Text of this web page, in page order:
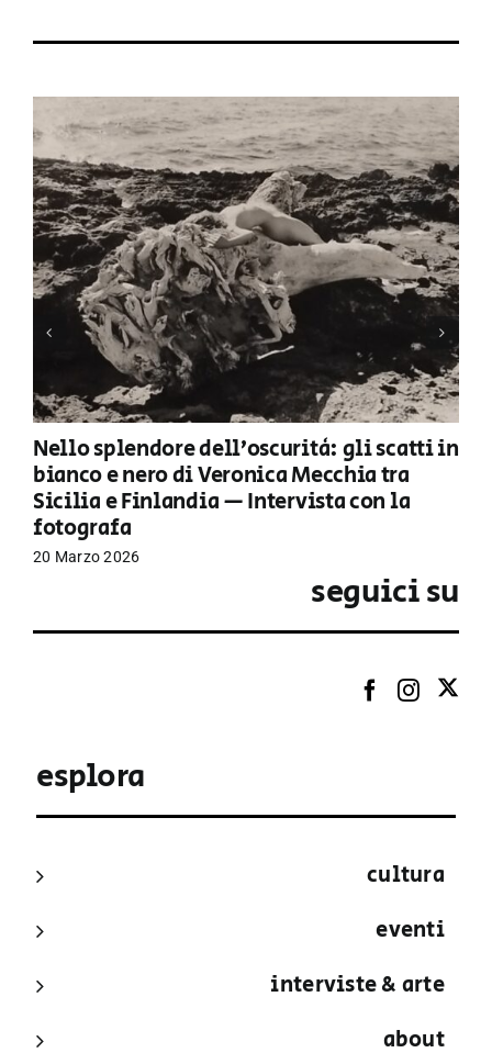
Nello splendore dell’oscurità: gli scatti in
bianco e nero di Veronica Mecchia tra
Sicilia e Finlandia — Intervista con la
fotografa
20 Marzo 2026
seguici su
esplora
cultura
eventi
interviste & arte
about